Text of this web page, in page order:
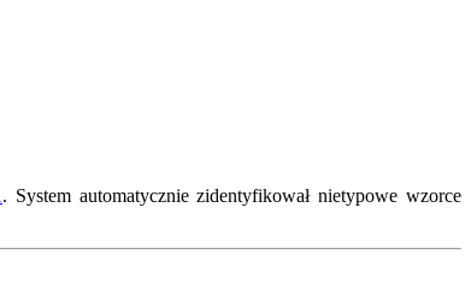
. System automatycznie zidentyfikował nietypowe wzorce